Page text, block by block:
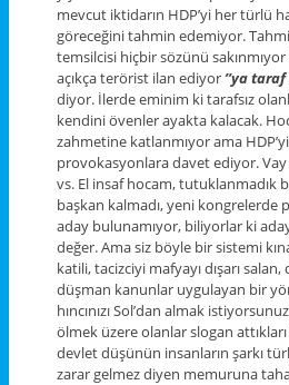
mevcut iktidarın HDP’yi her türlü
göreceğini tahmin edemiyor.
temsilcisi hiçbir sözünü
açıkça terörist ilan ediyor ’’ya
diyor. İlerde eminim ki tarafsız
kendini övenler ayakta kalacak.
zahmetine katlanmıyor ama
provokasyonlara davet ediyor.
vs. El insaf hocam, tutuklanmadık
başkan kalmadı, yeni kongrelerde
aday bulunamıyor, biliyorlar ki
değer. Ama siz böyle bir sistemi
katili, tacizciyi mafyayı dışarı
düşman kanunlar uygulayan bir
hıncınızı Sol’dan almak
ölmek üzere olanlar slogan
devlet düşünün insanların şarkı
zarar gelmez diyen memuruna